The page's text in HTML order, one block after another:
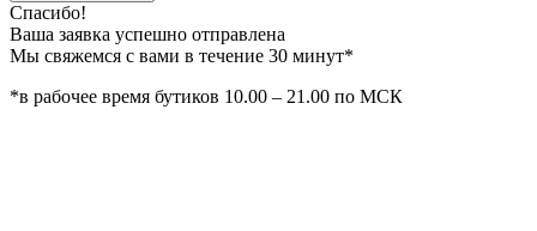
Спасибо!
Ваша заявка успешно отправлена
Мы свяжемся с вами в течение 30 минут*
*в рабочее время бутиков 10.00 – 21.00 по МСК